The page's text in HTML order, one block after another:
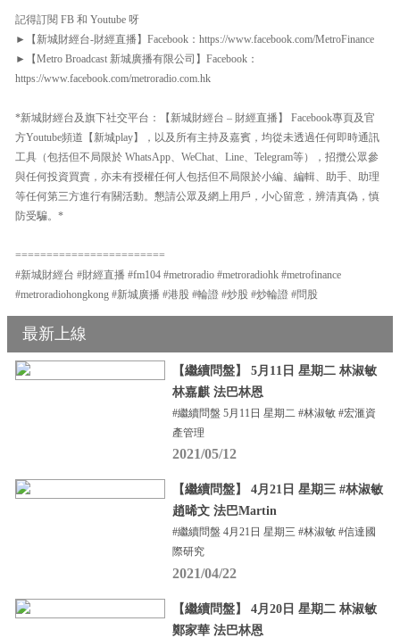
記得訂閱 FB 和 Youtube 呀
►【新城財經台-財經直播】Facebook：https://www.facebook.com/MetroFinance
►【Metro Broadcast 新城廣播有限公司】Facebook：
https://www.facebook.com/metroradio.com.hk
*新城財經台及旗下社交平台：【新城財經台 – 財經直播】 Facebook專頁及官
方Youtube頻道【新城play】，以及所有主持及嘉賓，均從未透過任何即時通訊
工具（包括但不局限於 WhatsApp、WeChat、Line、Telegram等），招攬公眾參
與任何投資買賣，亦未有授權任何人包括但不局限於小編、編輯、助手、助理
等任何第三方進行有關活動。懇請公眾及網上用戶，小心留意，辨清真偽，慎
防受騙。*
========================
#新城財經台 #財經直播 #fm104 #metroradio #metroradiohk #metrofinance
#metroradiohongkong #新城廣播 #港股 #輪證 #炒股 #炒輪證 #問股
最新上線
【繼續問盤】 5月11日 星期二 林淑敏
林嘉麒 法巴林恩
#繼續問盤 5月11日 星期二 #林淑敏 #宏滙資
產管理
2021/05/12
【繼續問盤】 4月21日 星期三 #林淑敏
趙晞文 法巴Martin
#繼續問盤 4月21日 星期三 #林淑敏 #信達國
際研究
2021/04/22
【繼續問盤】 4月20日 星期二 林淑敏
鄭家華 法巴林恩